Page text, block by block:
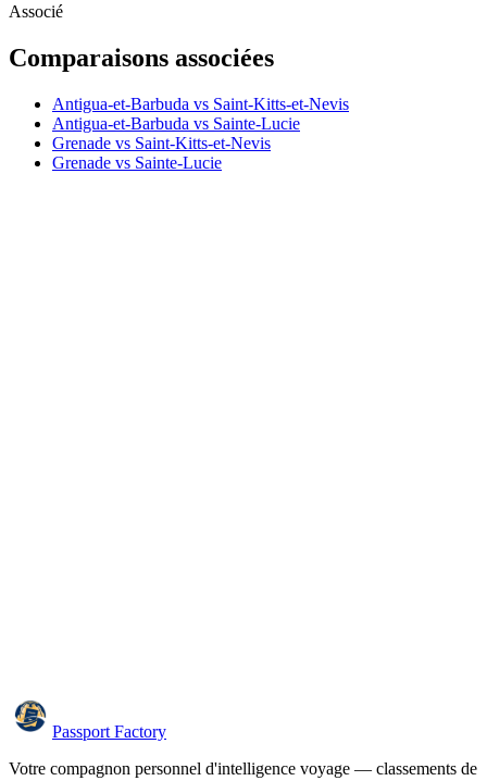
Associé
Comparaisons associées
Antigua-et-Barbuda vs Saint-Kitts-et-Nevis
Antigua-et-Barbuda vs Sainte-Lucie
Grenade vs Saint-Kitts-et-Nevis
Grenade vs Sainte-Lucie
Passport Factory
Votre compagnon personnel d'intelligence voyage — classements de